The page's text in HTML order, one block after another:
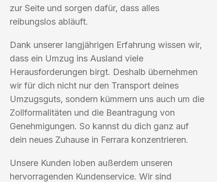
zur Seite und sorgen dafür, dass alles
reibungslos abläuft.
Dank unserer langjährigen Erfahrung wissen wir,
dass ein Umzug ins Ausland viele
Herausforderungen birgt. Deshalb übernehmen
wir für dich nicht nur den Transport deines
Umzugsguts, sondern kümmern uns auch um die
Zollformalitäten und die Beantragung von
Genehmigungen. So kannst du dich ganz auf
dein neues Zuhause in Ferrara konzentrieren.
Unsere Kunden loben außerdem unseren
hervorragenden Kundenservice. Wir sind